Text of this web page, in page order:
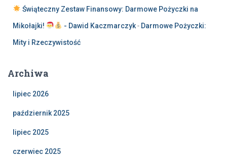
Świąteczny Zestaw Finansowy: Darmowe Pożyczki na
Mikołajki! - Dawid Kaczmarczyk- Darmowe Pożyczki:
Mity i Rzeczywistość
Archiwa
lipiec 2026
październik 2025
lipiec 2025
czerwiec 2025